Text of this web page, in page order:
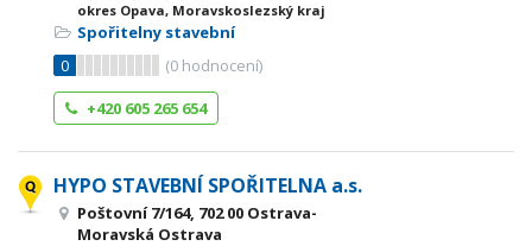
okres Opava, Moravskoslezský kraj
Spořitelny stavební
0
(0 hodnocení)
+420 605 265 654
HYPO STAVEBNÍ SPOŘITELNA a.s.
Poštovní 7/164, 702 00 Ostrava-
Moravská Ostrava